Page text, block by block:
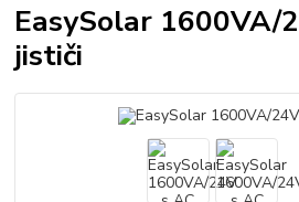
EasySolar 1600VA/
jističi